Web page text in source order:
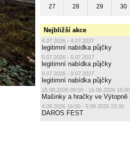
27 28 29 30
Nejbližší akce
4.07.2026 - 4.07.2027
legitimní nabídka půjčky
5.07.2026 - 5.07.2027
legitimní nabídka půjčky
9.07.2026 - 9.07.2027
legitimní nabídka půjčky
15.08.2026 09:00 - 16.08.2026 16:00
Mašinky a hračky ve Výtopně
4.09.2026 16:00 - 5.09.2026 23:30
DAROS FEST